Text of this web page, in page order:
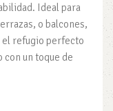
Ideal para
o balcones,
el refugio perfecto
un toque de